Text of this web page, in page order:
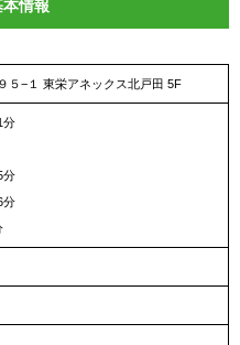
情報
５−１ 東栄アネックス北戸田 5F
分
分
分